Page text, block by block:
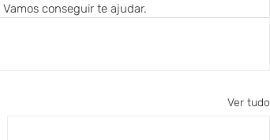
conseguir te ajudar.
Ver tudo